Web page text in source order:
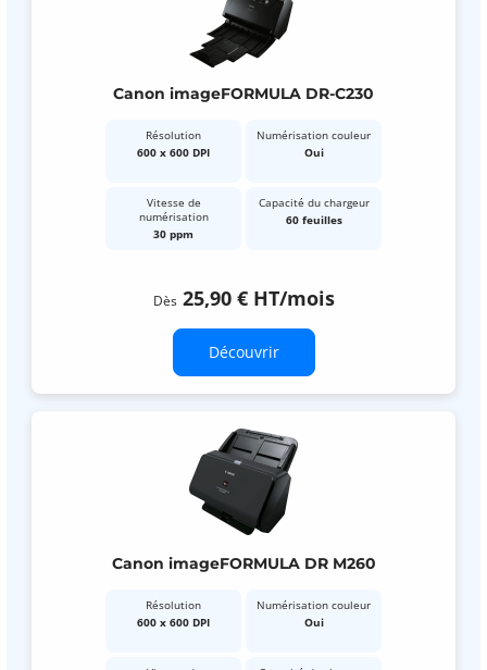
Canon imageFORMULA DR-C230
Résolution
600 x 600 DPI
Numérisation couleur
Oui
Vitesse de
numérisation
30 ppm
Capacité du chargeur
60 feuilles
Dès 25,90 € HT/mois
Découvrir
Canon imageFORMULA DR M260
Résolution
600 x 600 DPI
Numérisation couleur
Oui